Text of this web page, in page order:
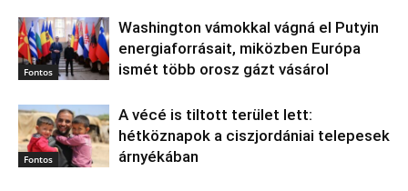
Fontos
Washington vámokkal vágná el Putyin
energiaforrásait, miközben Európa
ismét több orosz gázt vásárol
Fontos
A vécé is tiltott terület lett:
hétköznapok a ciszjordániai telepesek
árnyékában